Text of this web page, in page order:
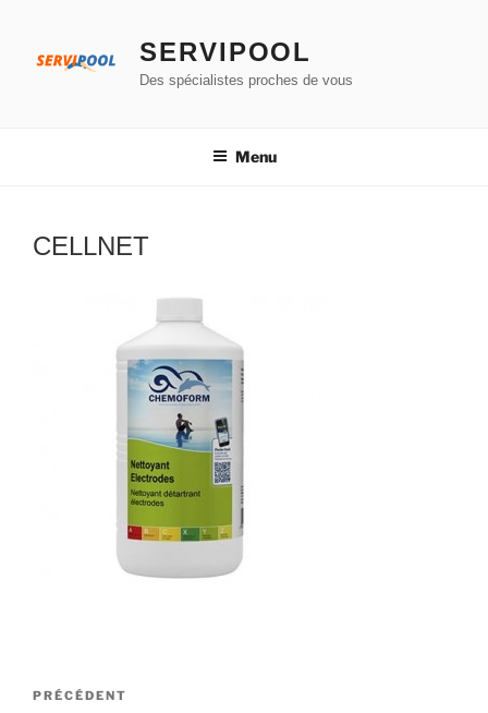
contenu
SERVIPOOL
Des spécialistes proches de vous
Menu
CELLNET
Navigation
Article
PRÉCÉDENT